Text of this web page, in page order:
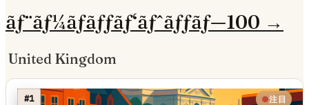
ãƒ¨ãƒ¼ãƒ­ãƒƒãƒ‘ãƒˆãƒƒãƒ—100 →
United Kingdom
#1 注目